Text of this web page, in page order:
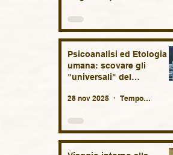
Psicoanalisi ed Etologia
umana: scovare gli
"universali" del
biologia e antropologia.
28 nov 2025 Tempo di lettura: 23 min